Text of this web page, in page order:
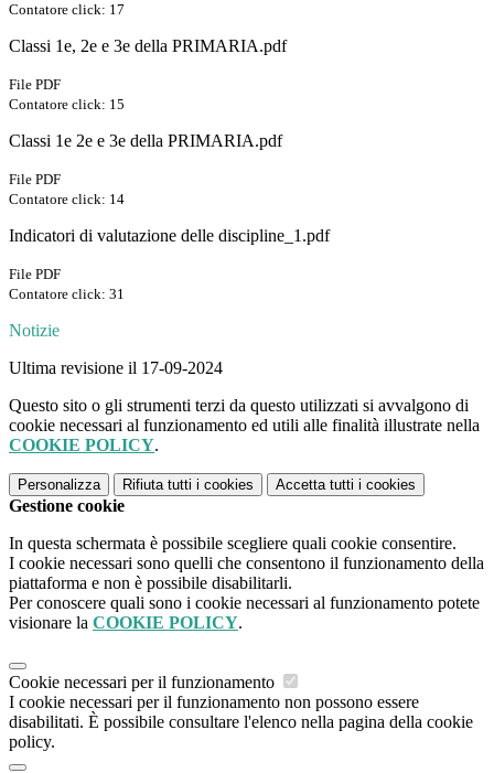
Contatore click: 17
Classi 1e, 2e e 3e della PRIMARIA.pdf
File PDF
Contatore click: 15
Classi 1e 2e e 3e della PRIMARIA.pdf
File PDF
Contatore click: 14
Indicatori di valutazione delle discipline_1.pdf
File PDF
Contatore click: 31
Notizie
Ultima revisione il 17-09-2024
Questo sito o gli strumenti terzi da questo utilizzati si avvalgono di
cookie necessari al funzionamento ed utili alle finalità illustrate nella
COOKIE POLICY.
Personalizza Rifiuta tutti i cookies Accetta tutti i cookies
Gestione cookie
In questa schermata è possibile scegliere quali cookie consentire.
I cookie necessari sono quelli che consentono il funzionamento della
piattaforma e non è possibile disabilitarli.
Per conoscere quali sono i cookie necessari al funzionamento potete
visionare la COOKIE POLICY.
Cookie necessari per il funzionamento
I cookie necessari per il funzionamento non possono essere
disabilitati. È possibile consultare l'elenco nella pagina della cookie
policy.